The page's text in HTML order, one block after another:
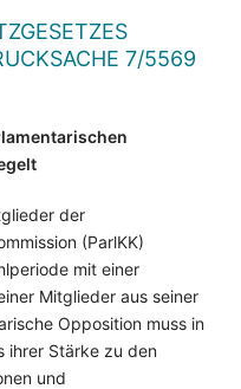
7/5569
der
(ParlKK)
mit einer
Mitglieder aus seiner
Opposition muss in
ihrer Stärke zu den
und